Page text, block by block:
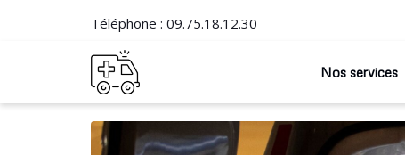
Téléphone : 09.75.18.12.30
Nos services